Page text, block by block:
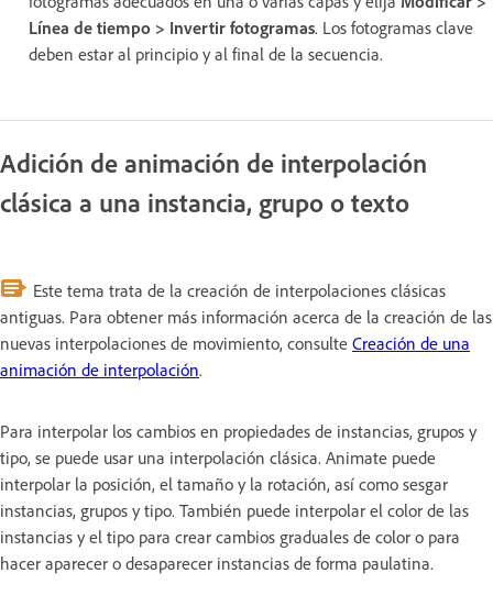
Línea de tiempo > Invertir fotogramas. Los fotogramas clave
deben estar al principio y al final de la secuencia.
Adición de animación de interpolación
clásica a una instancia, grupo o texto
Este tema trata de la creación de interpolaciones clásicas
antiguas. Para obtener más información acerca de la creación de las
nuevas interpolaciones de movimiento, consulte Creación de una
animación de interpolación.
Para interpolar los cambios en propiedades de instancias, grupos y
tipo, se puede usar una interpolación clásica. Animate puede
interpolar la posición, el tamaño y la rotación, así como sesgar
instancias, grupos y tipo. También puede interpolar el color de las
instancias y el tipo para crear cambios graduales de color o para
hacer aparecer o desaparecer instancias de forma paulatina.